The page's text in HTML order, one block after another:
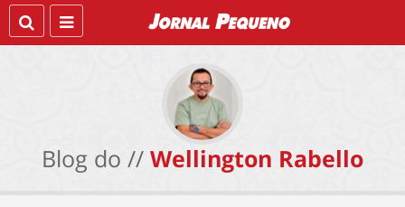
Blog do // Wellington Rabello